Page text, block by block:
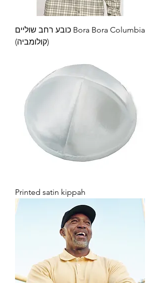
כובע רחב שוליים Bora Bora Columbia
(קולומביה)
Printed satin kippah